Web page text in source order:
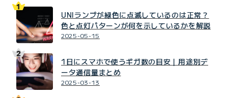
UNIランプが緑色に点滅しているのは正常？
色と点灯パターンが何を示しているかを解説
2025-05-15
1日にスマホで使うギガ数の目安｜用途別デ
ータ通信量まとめ
2025-03-13